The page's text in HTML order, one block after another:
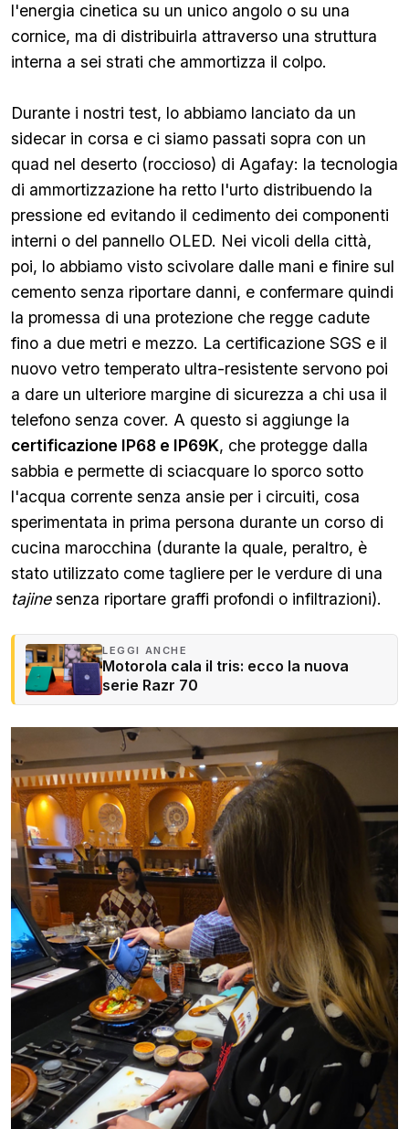
l'energia cinetica su un unico angolo o su una
cornice, ma di distribuirla attraverso una struttura
interna a sei strati che ammortizza il colpo.
Durante i nostri test, lo abbiamo lanciato da un
sidecar in corsa e ci siamo passati sopra con un
quad nel deserto (roccioso) di Agafay: la tecnologia
di ammortizzazione ha retto l'urto distribuendo la
pressione ed evitando il cedimento dei componenti
interni o del pannello OLED. Nei vicoli della città,
poi, lo abbiamo visto scivolare dalle mani e finire sul
cemento senza riportare danni, e confermare quindi
la promessa di una protezione che regge cadute
fino a due metri e mezzo. La certificazione SGS e il
nuovo vetro temperato ultra-resistente servono poi
a dare un ulteriore margine di sicurezza a chi usa il
telefono senza cover. A questo si aggiunge la
certificazione IP68 e IP69K, che protegge dalla
sabbia e permette di sciacquare lo sporco sotto
l'acqua corrente senza ansie per i circuiti, cosa
sperimentata in prima persona durante un corso di
cucina marocchina (durante la quale, peraltro, è
stato utilizzato come tagliere per le verdure di una
tajinesenza riportare graffi profondi o infiltrazioni).
LEGGI ANCHE
Motorola cala il tris: ecco la nuova
serie Razr 70